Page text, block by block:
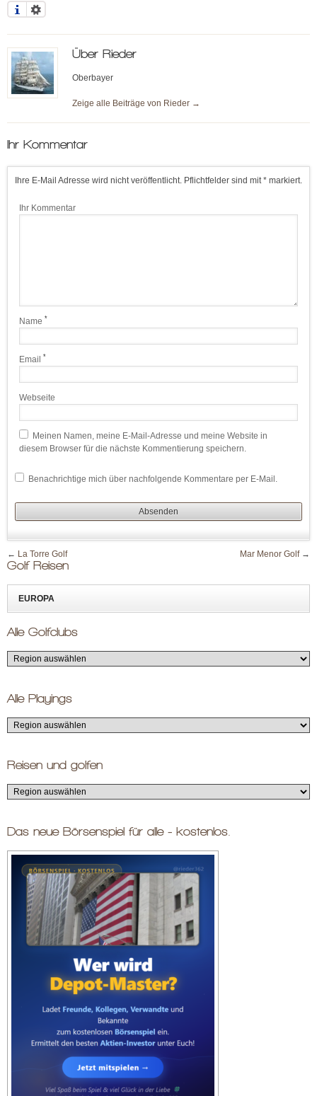
Über Rieder
Oberbayer
Zeige alle Beiträge von Rieder →
Ihr Kommentar
Ihre E-Mail Adresse wird nicht veröffentlicht. Pflichtfelder sind mit * markiert.
Ihr Kommentar
Name *
Email *
Webseite
Meinen Namen, meine E-Mail-Adresse und meine Website in
diesem Browser für die nächste Kommentierung speichern.
Benachrichtige mich über nachfolgende Kommentare per E-Mail.
← La Torre Golf Mar Menor Golf →
Golf Reisen
EUROPA
Alle Golfclubs
Alle Playings
Reisen und golfen
Das neue Börsenspiel für alle - kostenlos.